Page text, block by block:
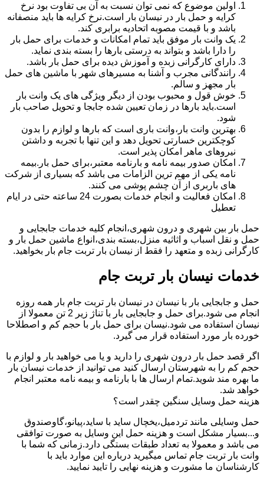
اولین موضوع که نمی توان نسبت به آن بی تفاوت بود نرخ
کرایه و حمل بار در نیسان بار است.نرخ کرایه ها باید منصفانه
باشد و با قیمت مصوبه اتحادیه برابری کند.
یک وانت بار موفق باید تمام امکانات و خدمات برای حمل بار
را دارا باشد و بتواند به درستی بارها را بسته بندی نماید.
دارای کارگرانی زبده و آموزش دیده برای حمل بار باشد.
رانندگانی مجرب و آشنا به مسیرهای شهر با ماشین های حمل
بار مجهز و سالم.
خوش قول و محبوب بودن از دیگر ویژگی های یک وانت بار
است.باید بارها در زمان تعیین شده جابجا و تحویل صاحب بار
شود.
بهترین وانت بار،وانت باری است که بارها و لوازم را بدون
کوچکترین خسارتی تحویل دهد و این تنها با تجربه و داشتن
نیروهای ماهر امکان پذیر است.
امکان صدور بیمه نامه و بارنامه معتبر،برای حمل بار.بیمه
نامه یکی از مهم ترین الزامات می باشد که بسیاری از شرکت
های باربری از آن چشم پوشی می کنند.
امکان فعالیت و انجام خدمات بصورت 24 ساعته حتی در ایام
تعطیل
حمل بار بین شهری و درون شهری،انجام کلیه خدمات جابجایی و
حمل و نقل اسباب و اثاثیه منزل،بسته بندی،انواع ماشین حمل بار و
کارگرانی زبده و متعهد را فقط از نیسان بار تربت جام بار بخواهید.
خدمات نیسان بار تربت جام
حمل و جابجایی بار با نیسان در نیسان بار تربت جام بار همه روزه
انجام می شود.برای حمل و جابجایی بار با تناژ زیر 2 تن معمولا از
نیسان استفاده می شود.نیسان برای حمل بار با حجم کم و اصطلاحا
خورده بار مورد استفاده قرار می گیرد.
اگر قصد حمل بار درون شهری را دارید و یا می خواهید بار و لوازم با
حجم کم را به شهرستان ارسال کنید می توانید از خدمات نیسان بار
ما بهره مند شوید.تمام ارسال ها با بارنامه و بیمه نامه معتبر انجام
خواهد شد.
هزینه حمل وسایل سنگین چقدر است؟
حمل وسایلی مانند تردمیل،یخچال ساید با ساید،پیانو،گاوصندوق
و...بسیار مشکل است و هزینه حمل این وسایل به صورت توافقی
می باشد و معمولا به تعداد طبقات بستگی دارد.زمانی که شما با
وانت بار تربت جام تماس میگیرید درباره این موارد باید با
کارشناسان ما مشورت و هزینه نهایی را تایید نمایید.